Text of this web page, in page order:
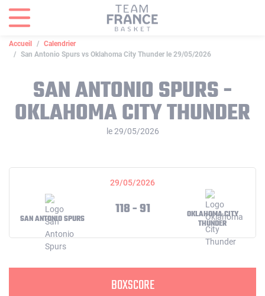
Accueil
Calendrier
San Antonio Spurs vs Oklahoma City Thunder le 29/05/2026
SAN ANTONIO SPURS -
OKLAHOMA CITY THUNDER
le 29/05/2026
29/05/2026
SAN ANTONIO SPURS
118 - 91
OKLAHOMA CITY
THUNDER
BOXSCORE
Panneau de gestion des cookies